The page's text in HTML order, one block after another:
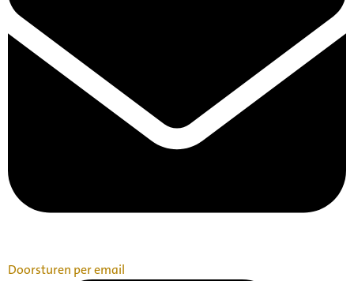
Doorsturen per email